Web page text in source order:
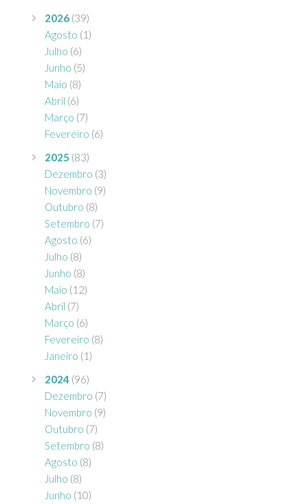
2026 (39)
Agosto (1)
Julho (6)
Junho (5)
Maio (8)
Abril (6)
Março (7)
Fevereiro (6)
2025 (83)
Dezembro (3)
Novembro (9)
Outubro (8)
Setembro (7)
Agosto (6)
Julho (8)
Junho (8)
Maio (12)
Abril (7)
Março (6)
Fevereiro (8)
Janeiro (1)
2024 (96)
Dezembro (7)
Novembro (9)
Outubro (7)
Setembro (8)
Agosto (8)
Julho (8)
Junho (10)